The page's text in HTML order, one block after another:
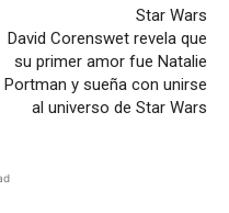
David Corenswet revela que
su primer amor fue Natalie
Portman y sueña con unirse
al universo de Star Wars